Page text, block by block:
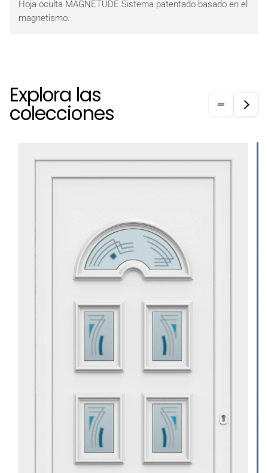
Hoja oculta MAGNETUDE.Sistema patentado basado en el
magnetismo.
Explora las
colecciones